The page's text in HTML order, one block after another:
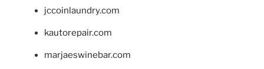
jccoinlaundry.com
kautorepair.com
marjaeswinebar.com